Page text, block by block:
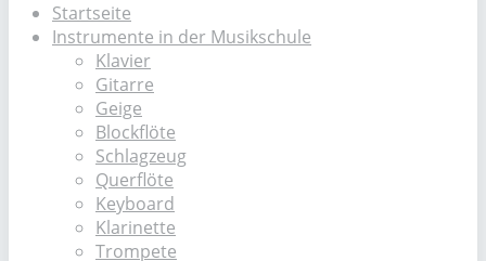
Startseite
Instrumente in der Musikschule
Klavier
Gitarre
Geige
Blockflöte
Schlagzeug
Querflöte
Keyboard
Klarinette
Trompete